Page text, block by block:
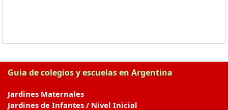
Guia de colegios y escuelas en Argentina
Jardines Maternales
Jardines de Infantes / Nivel Inicial